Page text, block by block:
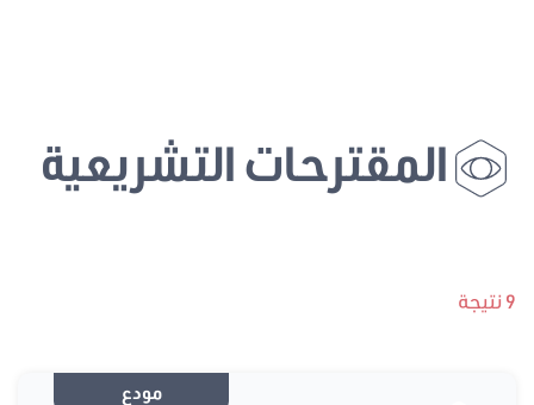
المقترحات التشريعية
9 نتيجة
مودع